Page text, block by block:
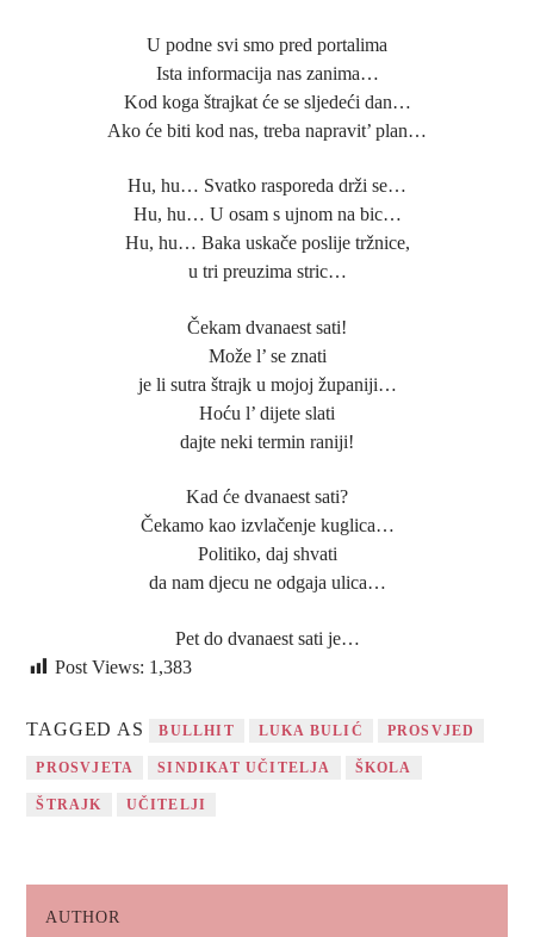
U podne svi smo pred portalima
Ista informacija nas zanima…
Kod koga štrajkat će se sljedeći dan…
Ako će biti kod nas, treba napravit’ plan…
Hu, hu… Svatko rasporeda drži se…
Hu, hu… U osam s ujnom na bic…
Hu, hu… Baka uskače poslije tržnice,
u tri preuzima stric…
Čekam dvanaest sati!
Može l’ se znati
je li sutra štrajk u mojoj županiji…
Hoću l’ dijete slati
dajte neki termin raniji!
Kad će dvanaest sati?
Čekamo kao izvlačenje kuglica…
Politiko, daj shvati
da nam djecu ne odgaja ulica…
Pet do dvanaest sati je…
Post Views: 1,383
TAGGED AS BULLHIT LUKA BULIĆ PROSVJED
PROSVJETA SINDIKAT UČITELJA ŠKOLA
ŠTRAJK UČITELJI
AUTHOR